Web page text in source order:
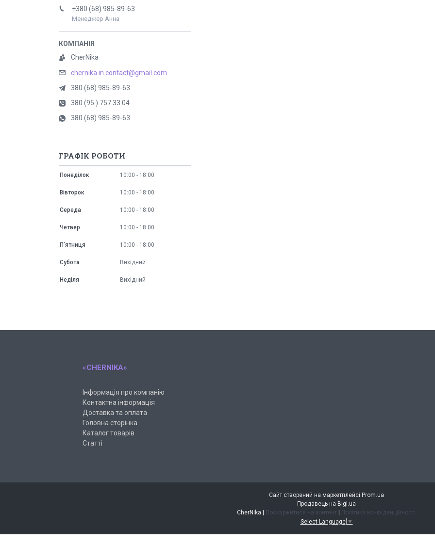
+380 (68) 985-89-63
Менеджер Анна
CherNika
chernika.in.contact@gmail.com
380 (68) 985-89-63
380 (95 ) 757 33 04
380 (68) 985-89-63
ГРАФІК РОБОТИ
Понеділок 10:00 18:00
Вівторок 10:00 18:00
Середа 10:00 18:00
Четвер 10:00 18:00
Пʼятниця 10:00 18:00
Субота Вихідний
Неділя Вихідний
«CHERNIKA»
Інформація про компанію
Контактна інформація
Доставка та оплата
Головна сторінка
Каталог товарів
Статті
Сайт створений на маркетплейсі Prom.ua
Продавець на Bigl.ua
Поскаржитися на контент
Політика конфіденційності
Select Language ▼